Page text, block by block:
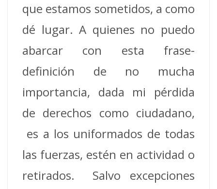
que estamos sometidos, a como
dé lugar. A quienes no puedo
abarcar con esta frase-
definición de no mucha
importancia, dada mi pérdida
de derechos como ciudadano,
es a los uniformados de todas
las fuerzas, estén en actividad o
retirados. Salvo excepciones